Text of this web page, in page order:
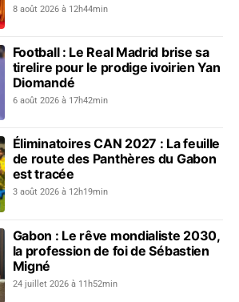
8 août 2026 à 12h44min
Football : Le Real Madrid brise sa
tirelire pour le prodige ivoirien Yan
Diomandé
6 août 2026 à 17h42min
Éliminatoires CAN 2027 : La feuille
de route des Panthères du Gabon
est tracée
3 août 2026 à 12h19min
Gabon : Le rêve mondialiste 2030,
la profession de foi de Sébastien
Migné
24 juillet 2026 à 11h52min